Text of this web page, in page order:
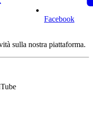
Facebook
sulla nostra piattaforma.